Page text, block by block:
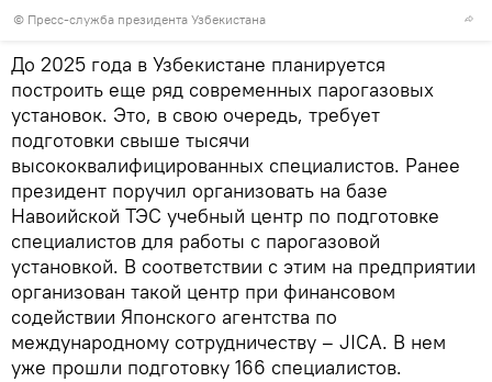
© Пресс-служба президента Узбекистана
До 2025 года в Узбекистане планируется
построить еще ряд современных парогазовых
установок. Это, в свою очередь, требует
подготовки свыше тысячи
высококвалифицированных специалистов. Ранее
президент поручил организовать на базе
Навоийской ТЭС учебный центр по подготовке
специалистов для работы с парогазовой
установкой. В соответствии с этим на предприятии
организован такой центр при финансовом
содействии Японского агентства по
международному сотрудничеству – JICA. В нем
уже прошли подготовку 166 специалистов.